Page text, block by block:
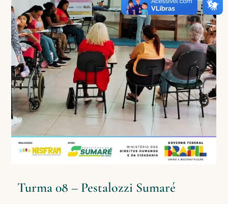
Turma 08 – Pestalozzi Sumaré